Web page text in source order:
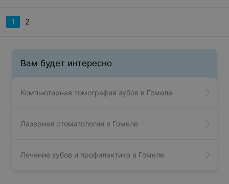
1 2
Вам будет интересно
Компьютерная томография зубов в Гомеле
Лазерная стоматология в Гомеле
Лечение зубов и профилактика в Гомеле